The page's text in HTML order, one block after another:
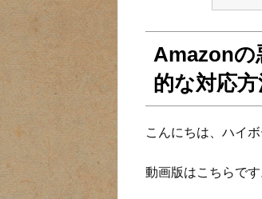
Amazonの
的な対応
こんにちは、ハイボ
動画版はこちらです